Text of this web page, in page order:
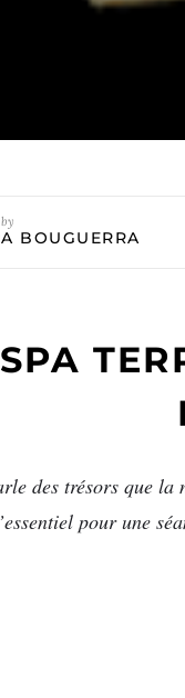
BOUGUERRA
SPA
des trésors que
pour une